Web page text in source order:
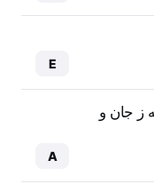
E
ز جان و
A